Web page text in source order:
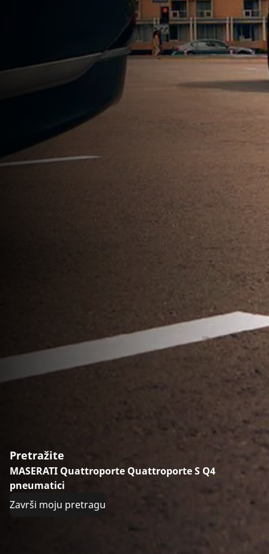
Pretražite
MASERATI Quattroporte Quattroporte S Q4
pneumatici
Završi moju pretragu